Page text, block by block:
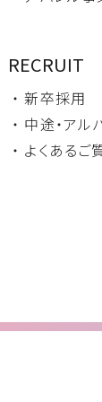
RECRUIT
・ 新卒採用
・ 中途・アル
・ よくあるご